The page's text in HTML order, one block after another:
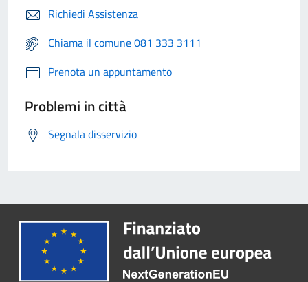
Richiedi Assistenza
Chiama il comune 081 333 3111
Prenota un appuntamento
Problemi in città
Segnala disservizio